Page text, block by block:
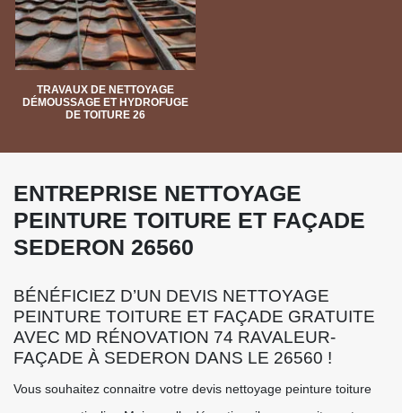
TRAVAUX DE NETTOYAGE
DÉMOUSSAGE ET HYDROFUGE
DE TOITURE 26
ENTREPRISE NETTOYAGE
PEINTURE TOITURE ET FAÇADE
SEDERON 26560
BÉNÉFICIEZ D’UN DEVIS NETTOYAGE
PEINTURE TOITURE ET FAÇADE GRATUITE
AVEC MD RÉNOVATION 74 RAVALEUR-
FAÇADE À SEDERON DANS LE 26560 !
Vous souhaitez connaitre votre devis nettoyage peinture toiture